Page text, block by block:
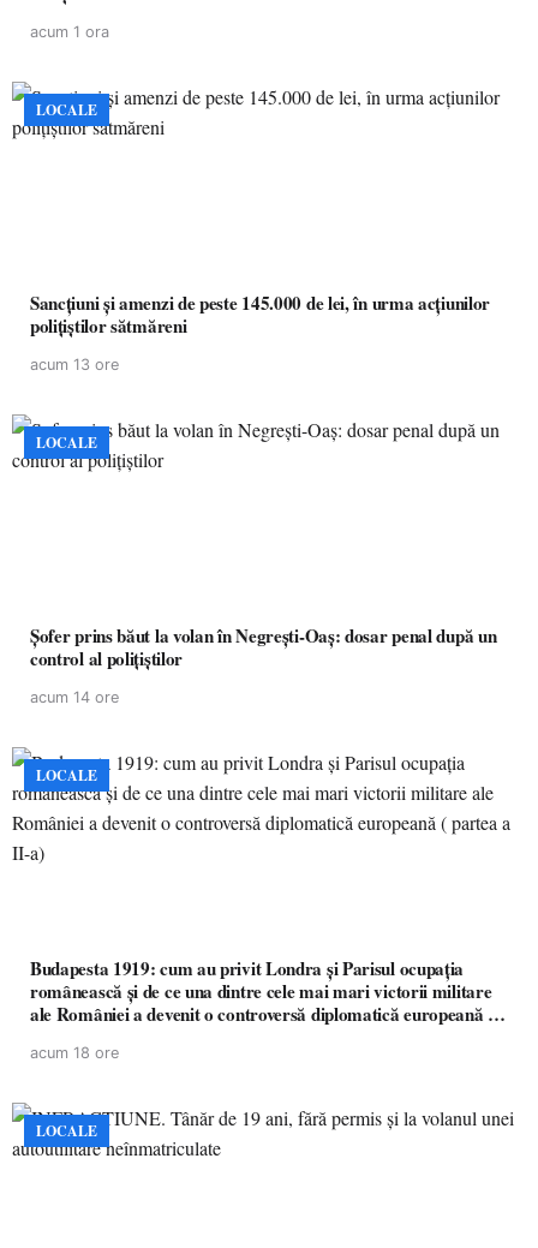
acum 1 ora
LOCALE
Sancțiuni și amenzi de peste 145.000 de lei, în urma acțiunilor
polițiștilor sătmăreni
acum 13 ore
LOCALE
Șofer prins băut la volan în Negrești-Oaș: dosar penal după un
control al polițiștilor
acum 14 ore
LOCALE
Budapesta 1919: cum au privit Londra și Parisul ocupația
românească și de ce una dintre cele mai mari victorii militare
ale României a devenit o controversă diplomatică europeană (
acum 18 ore
LOCALE